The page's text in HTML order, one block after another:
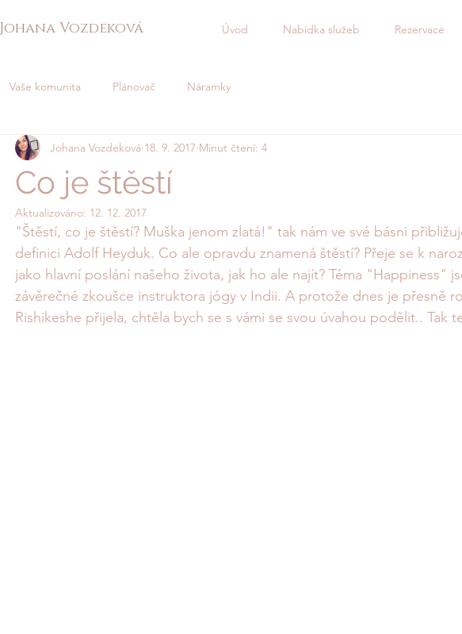
Johana Vozdeková Úvod Nabídka služeb Rezervace
Vaše komunita Plánovač Náramky
Co je štěstí
Johana Vozdeková 18. 9. 2017 Minut čtení: 4
Aktualizováno: 12. 12. 2017
"Štěstí, co je štěstí? Muška jenom zlatá!" tak nám ve své básni
definici Adolf Heyduk. Co ale opravdu znamená štěstí? Přeje se k
jako hlavní poslání našeho života, jak ho ale najít? Téma "Happiness"
závěrečné zkoušce instruktora jógy v Indii. A protože dnes je přesně
Rishikeshe přijela, chtěla bych se s vámi se svou úvahou podělit.. Tak